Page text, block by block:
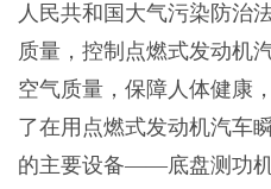
人民共和国大气污染防治
质量，控制点燃式发动机
空气质量，保障人体健康
了在用点燃式发动机汽车
的主要设备——底盘测功